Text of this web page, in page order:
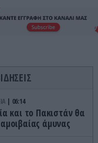
06:14
και το Πακιστάν θα
άμυνας